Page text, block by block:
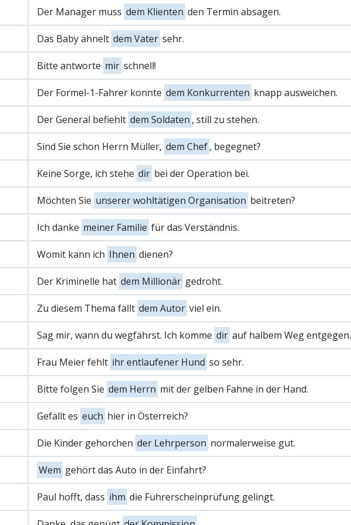
Der Manager muss dem Klienten den Termin absagen.
Das Baby ähnelt dem Vater sehr.
Bitte antworte mir schnell!
Der Formel-1-Fahrer konnte dem Konkurrenten knapp ausweichen.
Der General befiehlt dem Soldaten , still zu stehen.
Sind Sie schon Herrn Müller, dem Chef , begegnet?
Keine Sorge, ich stehe dir bei der Operation bei.
Möchten Sie unserer wohltätigen Organisation beitreten?
Ich danke meiner Familie für das Verständnis.
Womit kann ich Ihnen dienen?
Der Kriminelle hat dem Millionär gedroht.
Zu diesem Thema fällt dem Autor viel ein.
Sag mir, wann du wegfährst. Ich komme dir auf halbem Weg entgegen.
Frau Meier fehlt ihr entlaufener Hund so sehr.
Bitte folgen Sie dem Herrn mit der gelben Fahne in der Hand.
Gefällt es euch hier in Österreich?
Die Kinder gehorchen der Lehrperson normalerweise gut.
Wem gehört das Auto in der Einfahrt?
Paul hofft, dass ihm die Führerscheinprüfung gelingt.